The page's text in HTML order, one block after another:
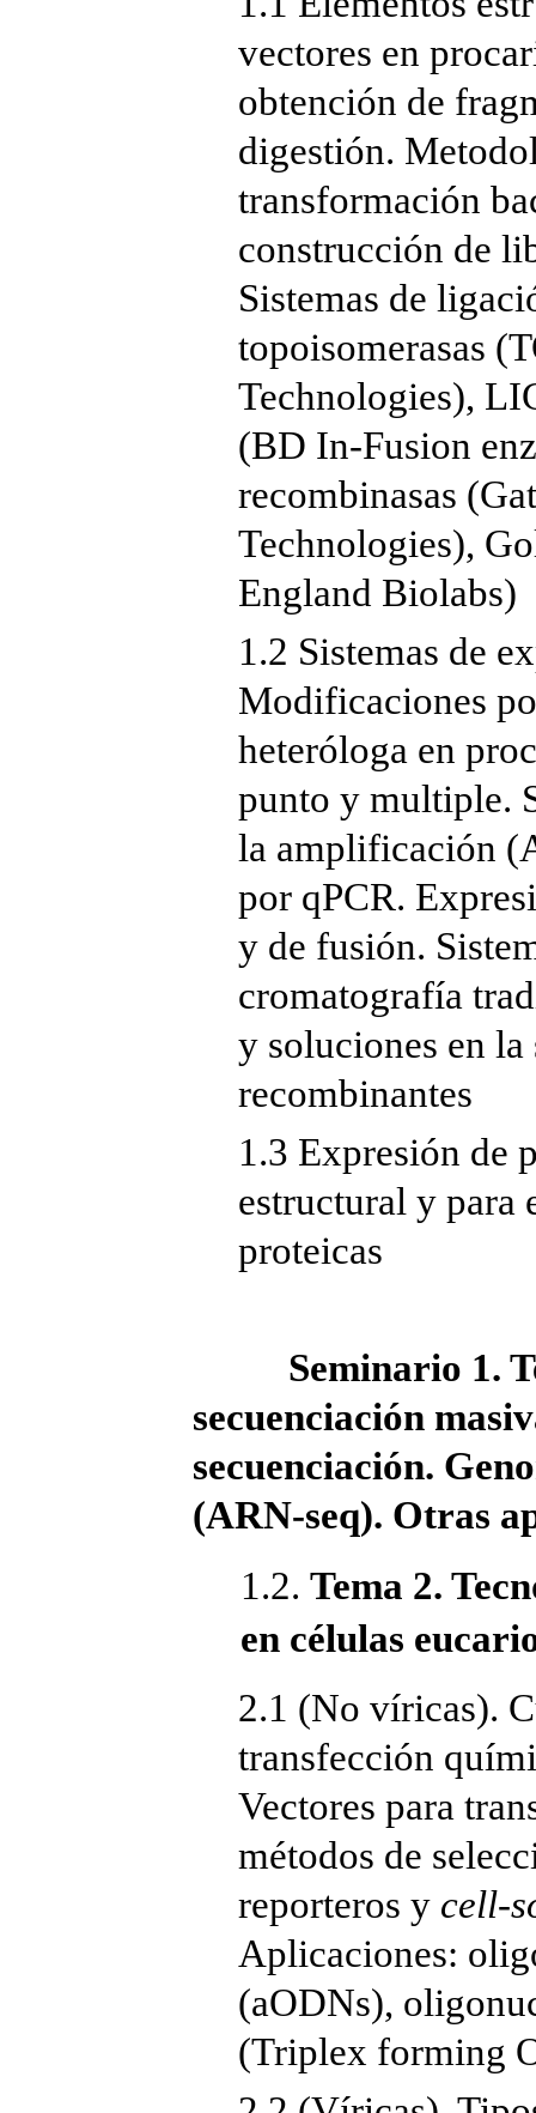
vectores en
obtención de
digestión.
transformación
construcción de
Sistemas de
topoisomerasas
Technologies),
(BD In-Fusion
recombinasas
Technologies),
England Biolabs)
1.2 Sistemas de
Modificaciones
heteróloga en
punto y multiple.
la amplificación
por qPCR.
y de fusión.
cromatografía
y soluciones en la
recombinantes
1.3 Expresión de
estructural y para
proteicas
Seminario 1.
secuenciación
secuenciación.
(ARN-seq). Otras
1.2.Tema 2.
en células
2.1 (No víricas).
transfección
Vectores para
métodos de
reporteros y cell-
Aplicaciones:
(aODNs),
(Triplex forming